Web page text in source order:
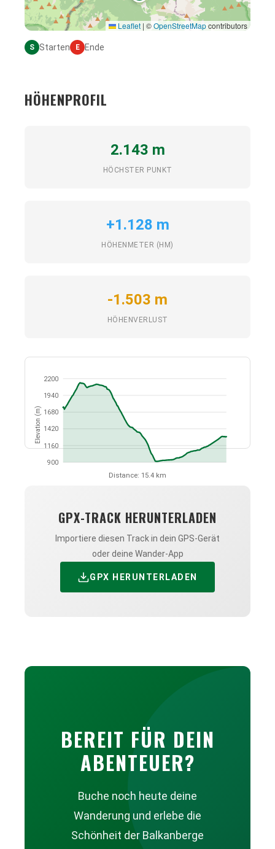
Leaflet | ©OpenStreetMapcontributors
S Starten E Ende
HÖHENPROFIL
2.143 m
HÖCHSTER PUNKT
+1.128 m
HÖHENMETER (HM)
-1.503 m
HÖHENVERLUST
2200
1940
1680
1420
1160
900
Elevation (m)
Distance: 15.4 km
GPX-TRACK HERUNTERLADEN
Importiere diesen Track in dein GPS-Gerät
oder deine Wander-App
GPX HERUNTERLADEN
BEREIT FÜR DEIN
ABENTEUER?
Buche noch heute deine
Wanderung und erlebe die
Schönheit der Balkanberge